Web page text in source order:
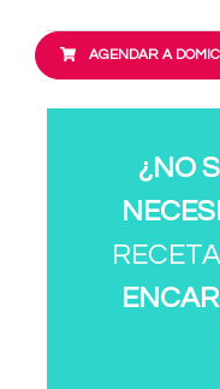
AGENDAR A
¿NO